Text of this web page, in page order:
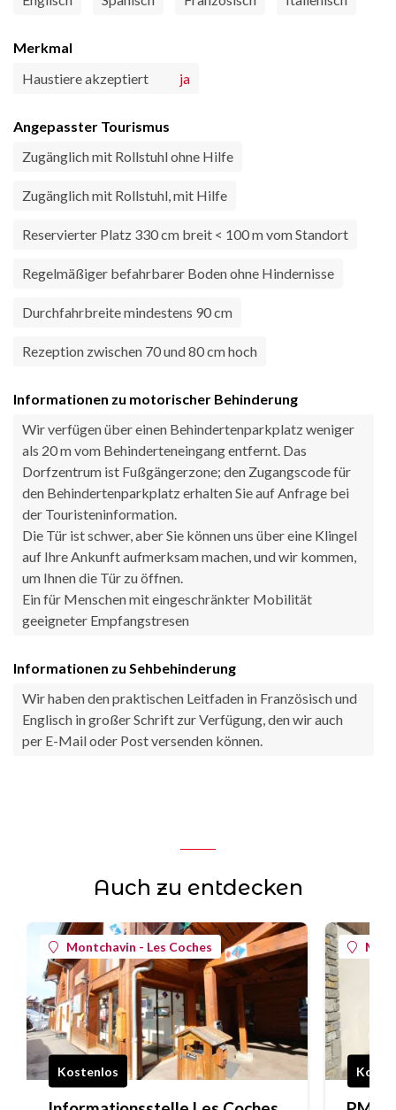
Merkmal
Haustiere akzeptiert
ja
Angepasster Tourismus
Zugänglich mit Rollstuhl ohne Hilfe
Zugänglich mit Rollstuhl, mit Hilfe
Reservierter Platz 330 cm breit < 100 m vom Standort
Regelmäßiger befahrbarer Boden ohne Hindernisse
Durchfahrbreite mindestens 90 cm
Rezeption zwischen 70 und 80 cm hoch
Informationen zu motorischer Behinderung
Wir verfügen über einen Behindertenparkplatz weniger
als 20 m vom Behinderteneingang entfernt. Das
Dorfzentrum ist Fußgängerzone; den Zugangscode für
den Behindertenparkplatz erhalten Sie auf Anfrage bei
der Touristeninformation.
Die Tür ist schwer, aber Sie können uns über eine Klingel
auf Ihre Ankunft aufmerksam machen, und wir kommen,
um Ihnen die Tür zu öffnen.
Ein für Menschen mit eingeschränkter Mobilität
geeigneter Empfangstresen
Informationen zu Sehbehinderung
Wir haben den praktischen Leitfaden in Französisch und
Englisch in großer Schrift zur Verfügung, den wir auch
per E-Mail oder Post versenden können.
Auch zu entdecken
Montchavin - Les Coches
Kostenlos